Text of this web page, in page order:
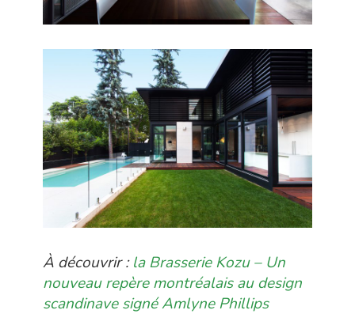
À découvrir :la Brasserie Kozu – Un
nouveau repère montréalais au design
scandinave signé Amlyne Phillips